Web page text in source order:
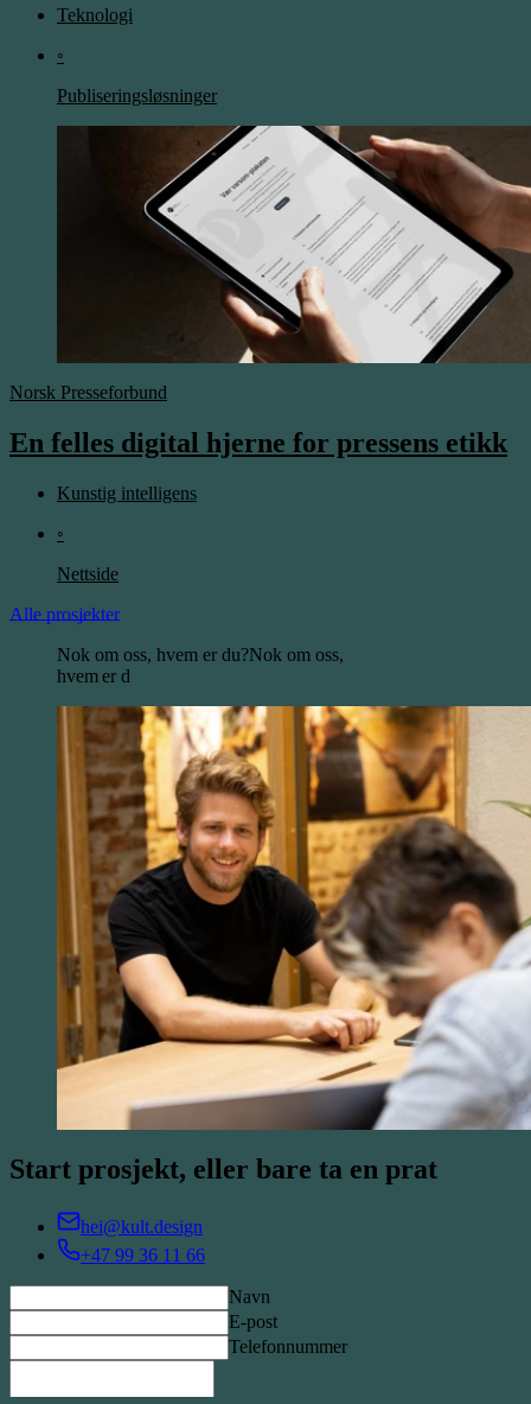
Teknologi
◦
Publiseringsløsninger
Norsk Presseforbund
En felles digital hjerne for pressens etikk
Kunstig intelligens
◦
Nettside
Alle prosjekter
Nok om oss, hvem er du?Nok om oss,
hvem er du?
Start prosjekt, eller bare ta en prat
hei@kult.design
+47 99 36 11 66
Navn
E-post
Telefonnummer